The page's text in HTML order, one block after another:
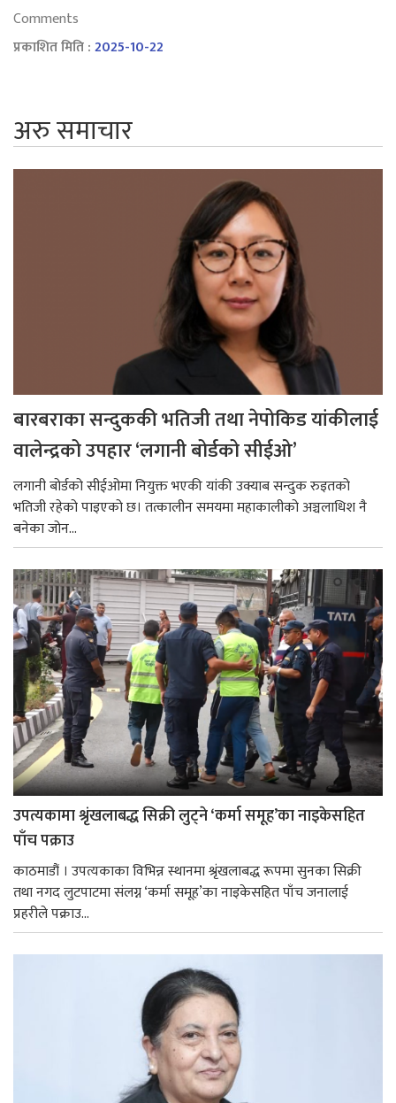
Comments
प्रकाशित मिति :2025-10-22
अरु समाचार
बारबराका सन्दुककी भतिजी तथा नेपोकिड यांकीलाई
वालेन्द्रको उपहार ‘लगानी बोर्डको सीईओ’
लगानी बोर्डको सीईओमा नियुक्त भएकी यांकी उक्याब सन्दुक रुइतको
भतिजी रहेको पाइएको छ। तत्कालीन समयमा महाकालीको अञ्चलाधिश नै
बनेका जोन...
उपत्यकामा श्रृंखलाबद्ध सिक्री लुट्ने ‘कर्मा समूह’का नाइकेसहित
पाँच पक्राउ
काठमाडौं । उपत्यकाका विभिन्न स्थानमा श्रृंखलाबद्ध रूपमा सुनका सिक्री
तथा नगद लुटपाटमा संलग्न ‘कर्मा समूह’का नाइकेसहित पाँच जनालाई
प्रहरीले पक्राउ...